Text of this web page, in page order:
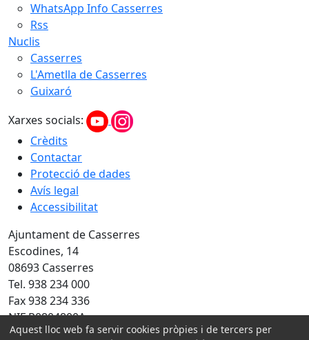
WhatsApp Info Casserres
Rss
Nuclis
Casserres
L'Ametlla de Casserres
Guixaró
Xarxes socials:
Crèdits
Contactar
Protecció de dades
Avís legal
Accessibilitat
Ajuntament de Casserres
Escodines, 14
08693 Casserres
Tel. 938 234 000
Fax 938 234 336
NIF P0804800A
Aquest lloc web fa servir cookies pròpies i de tercers per